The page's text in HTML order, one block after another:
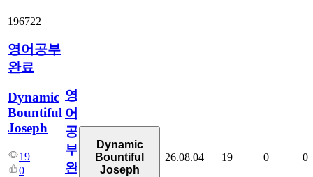
196722
영어공부
완료
Dynamic
Bountiful
Joseph
19
0
영
어
공
부
완
Dynamic
Bountiful
Joseph
26.08.04 19 0 0